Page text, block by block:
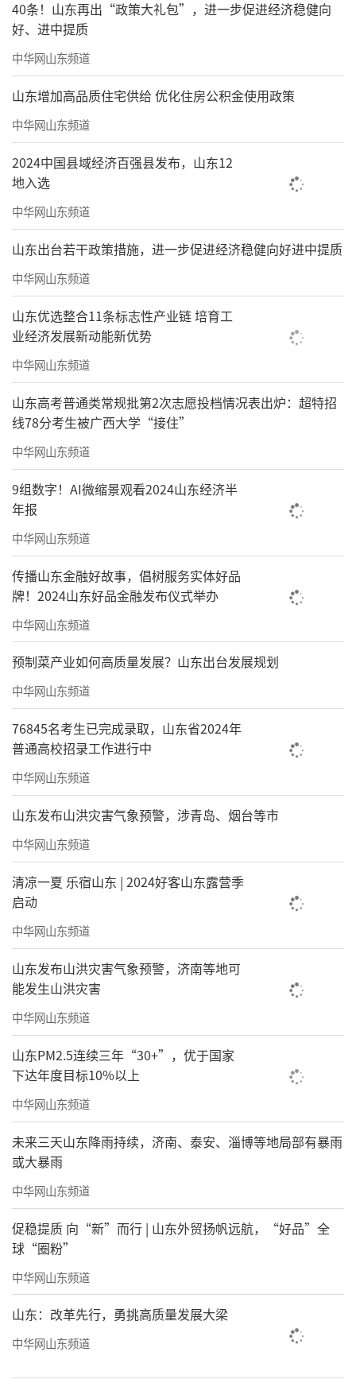
40条！山东再出“政策大礼包”，进一步促进经济稳健向
好、进中提质
中华网山东频道
山东增加高品质住宅供给 优化住房公积金使用政策
中华网山东频道
2024中国县域经济百强县发布，山东12
地入选
中华网山东频道
山东出台若干政策措施，进一步促进经济稳健向好进中提质
中华网山东频道
山东优选整合11条标志性产业链 培育工
业经济发展新动能新优势
中华网山东频道
山东高考普通类常规批第2次志愿投档情况表出炉：超特招
线78分考生被广西大学“接住”
中华网山东频道
9组数字！AI微缩景观看2024山东经济半
年报
中华网山东频道
传播山东金融好故事，倡树服务实体好品
牌！2024山东好品金融发布仪式举办
中华网山东频道
预制菜产业如何高质量发展？山东出台发展规划
中华网山东频道
76845名考生已完成录取，山东省2024年
普通高校招录工作进行中
中华网山东频道
山东发布山洪灾害气象预警，涉青岛、烟台等市
中华网山东频道
清凉一夏 乐宿山东 | 2024好客山东露营季
启动
中华网山东频道
山东发布山洪灾害气象预警，济南等地可
能发生山洪灾害
中华网山东频道
山东PM2.5连续三年“30+”，优于国家
下达年度目标10%以上
中华网山东频道
未来三天山东降雨持续，济南、泰安、淄博等地局部有暴雨
或大暴雨
中华网山东频道
促稳提质 向“新”而行 | 山东外贸扬帆远航，“好品”全
球“圈粉”
中华网山东频道
山东：改革先行，勇挑高质量发展大梁
中华网山东频道